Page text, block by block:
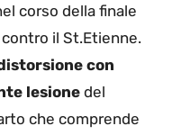
corso della finale
il St.Etienne.
con
lesione del
che comprende